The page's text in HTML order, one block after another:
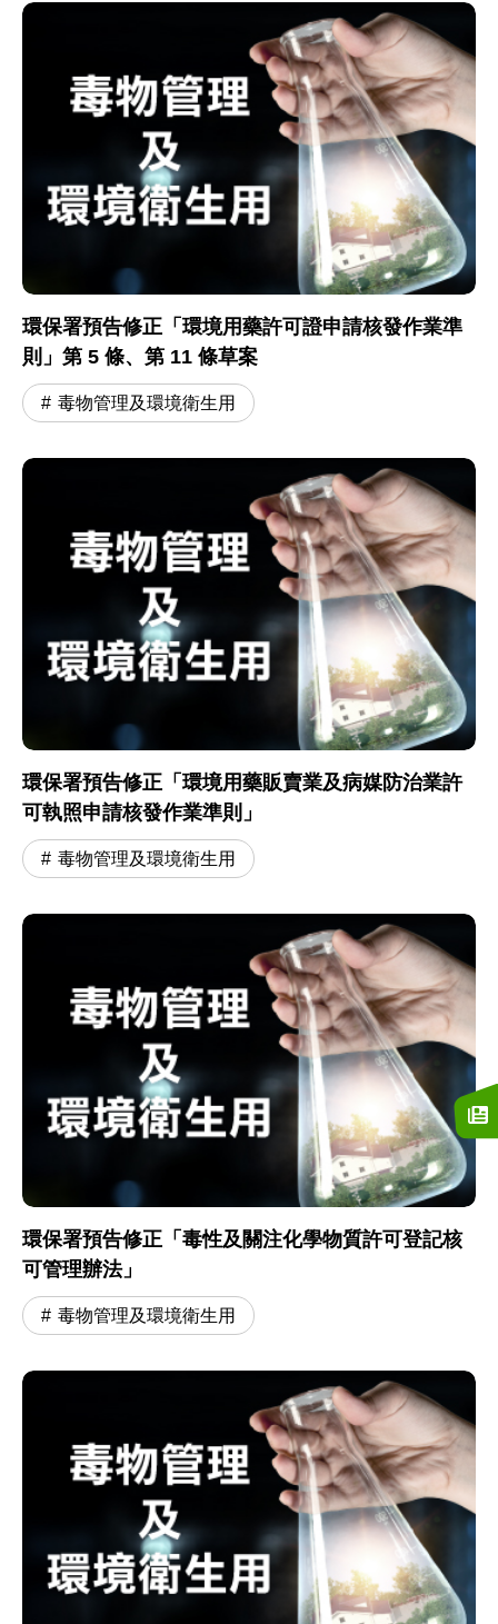
環保署預告修正「環境用藥許可證申請核發作業準
則」第 5 條、第 11 條草案
毒物管理及環境衛生用
環保署預告修正「環境用藥販賣業及病媒防治業許
可執照申請核發作業準則」
毒物管理及環境衛生用
環保署預告修正「毒性及關注化學物質許可登記核
可管理辦法」
毒物管理及環境衛生用